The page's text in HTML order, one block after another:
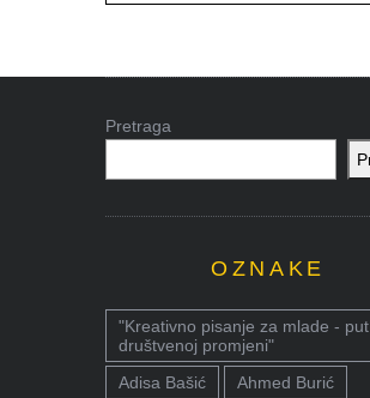
Pretraga
OZNAKE
"Kreativno pisanje za mlade -
društvenoj promjeni"
Adisa Bašić
Ahmed Burić